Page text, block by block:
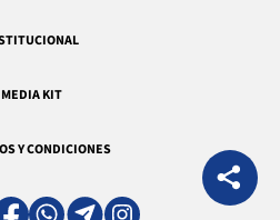
MEDIA KIT
Y CONDICIONES